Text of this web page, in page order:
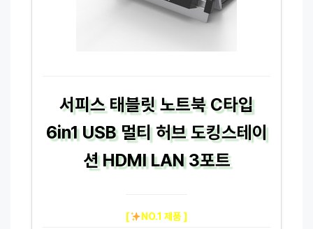
서피스 태블릿 노트북 C타입
6in1 USB 멀티 허브 도킹스테이
션 HDMI LAN 3포트
[ NO.1 제품 ]